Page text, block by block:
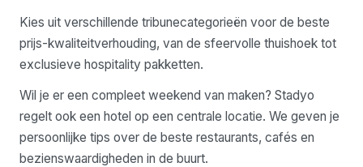
Kies uit verschillende tribunecategorieën voor de beste
prijs-kwaliteitverhouding, van de sfeervolle thuishoek tot
exclusieve hospitality pakketten.
Wil je er een compleet weekend van maken? Stadyo
regelt ook een hotel op een centrale locatie. We geven je
persoonlijke tips over de beste restaurants, cafés en
bezienswaardigheden in de buurt.